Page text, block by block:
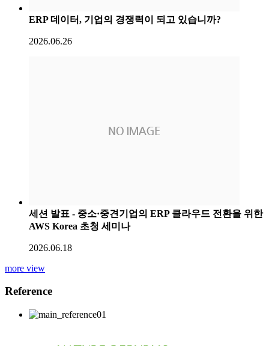
ERP 데이터, 기업의 경쟁력이 되고 있습니까?
2026.06.26
세션 발표 - 중소·중견기업의 ERP 클라우드 전환을 위한
AWS Korea 초청 세미나
2026.06.18
more view
Reference